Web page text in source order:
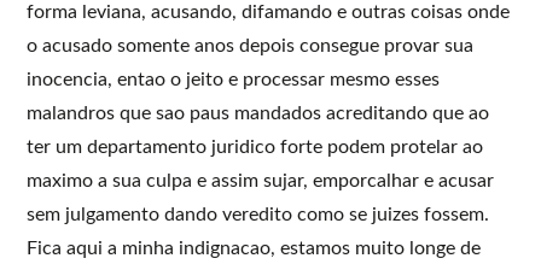
forma leviana, acusando, difamando e outras coisas onde
o acusado somente anos depois consegue provar sua
inocencia, entao o jeito e processar mesmo esses
malandros que sao paus mandados acreditando que ao
ter um departamento juridico forte podem protelar ao
maximo a sua culpa e assim sujar, emporcalhar e acusar
sem julgamento dando veredito como se juizes fossem.
Fica aqui a minha indignacao, estamos muito longe de